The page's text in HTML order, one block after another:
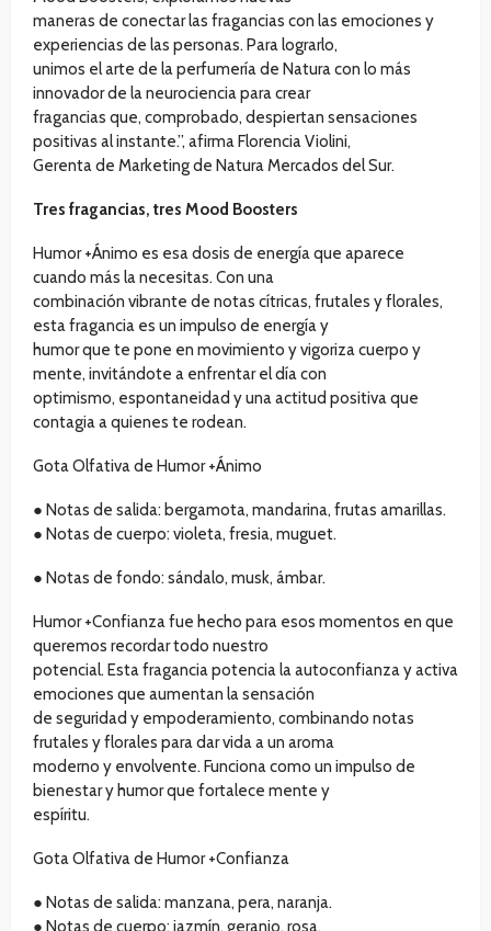
maneras de conectar las fragancias con las emociones y
experiencias de las personas. Para lograrlo,
unimos el arte de la perfumería de Natura con lo más
innovador de la neurociencia para crear
fragancias que, comprobado, despiertan sensaciones
positivas al instante.”, afirma Florencia Violini,
Gerenta de Marketing de Natura Mercados del Sur.
Tres fragancias, tres Mood Boosters
Humor +Ánimo es esa dosis de energía que aparece
cuando más la necesitas. Con una
combinación vibrante de notas cítricas, frutales y florales,
esta fragancia es un impulso de energía y
humor que te pone en movimiento y vigoriza cuerpo y
mente, invitándote a enfrentar el día con
optimismo, espontaneidad y una actitud positiva que
contagia a quienes te rodean.
Gota Olfativa de Humor +Ánimo
● Notas de salida: bergamota, mandarina, frutas amarillas.
● Notas de cuerpo: violeta, fresia, muguet.
● Notas de fondo: sándalo, musk, ámbar.
Humor +Confianza fue hecho para esos momentos en que
queremos recordar todo nuestro
potencial. Esta fragancia potencia la autoconfianza y activa
emociones que aumentan la sensación
de seguridad y empoderamiento, combinando notas
frutales y florales para dar vida a un aroma
moderno y envolvente. Funciona como un impulso de
bienestar y humor que fortalece mente y
espíritu.
Gota Olfativa de Humor +Confianza
● Notas de salida: manzana, pera, naranja.
● Notas de cuerpo: jazmín, geranio, rosa.